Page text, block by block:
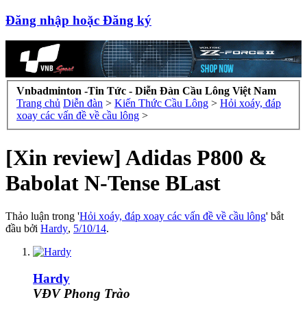
Đăng nhập hoặc Đăng ký
Vnbadminton -Tin Tức - Diễn Đàn Cầu Lông Việt Nam
Trang chủ Diễn đàn > Kiến Thức Cầu Lông > Hỏi xoáy, đáp
xoay các vấn đề về cầu lông >
[Xin review] Adidas P800 &
Babolat N-Tense BLast
Thảo luận trong 'Hỏi xoáy, đáp xoay các vấn đề về cầu lông' bắt
đầu bởi Hardy, 5/10/14.
Hardy
VĐV Phong Trào